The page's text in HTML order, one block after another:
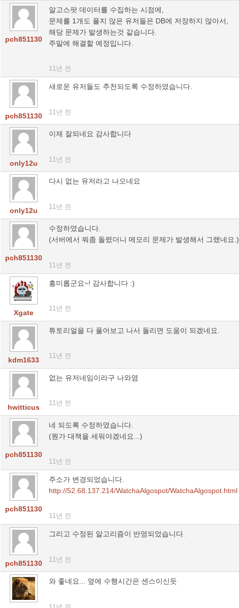
pch851130
알고스팟 데이터를 수집하는 시점에,
문제를 1개도 풀지 않은 유저들은 DB에 저장하지 않아서,
해당 문제가 발생하는것 같습니다.
주말에 해결할 예정입니다.
11년 전
pch851130
새로운 유저들도 추천되도록 수정하였습니다.
11년 전
only12u
이제 잘되네요 감사합니다
11년 전
only12u
다시 없는 유저라고 나오네요
11년 전
pch851130
수정하였습니다.
(서버에서 뭐좀 돌렸더니 메모리 문제가 발생해서 그랬네요.)
11년 전
Xgate
흥미롭군요~! 감사합니다 :)
11년 전
kdm1633
튜토리얼을 다 풀어보고 나서 돌리면 도움이 되겠네요.
11년 전
hwitticus
없는 유저네임이라구 나와염
11년 전
pch851130
네 되도록 수정하였습니다.
(뭔가 대책을 세워야겠네요...)
11년 전
pch851130
주소가 변경되었습니다.
http://52.68.137.214/WatchaAlgospot/WatchaAlgospot.html
11년 전
pch851130
그리고 수정된 알고리즘이 반영되었습니다.
11년 전
와 좋네요... 옆에 수행시간은 센스이신듯